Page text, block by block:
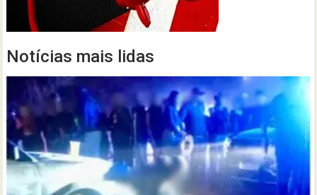
Notícias mais lidas